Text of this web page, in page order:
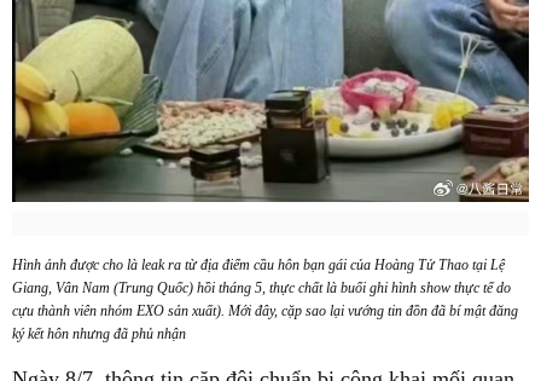
Hình ảnh được cho là leak ra từ địa điểm cầu hôn bạn gái của Hoàng Tử Thao tại Lệ
Giang, Vân Nam (Trung Quốc) hồi tháng 5, thực chất là buổi ghi hình show thực tế do
cựu thành viên nhóm EXO sản xuất). Mới đây, cặp sao lại vướng tin đồn đã bí mật đăng
ký kết hôn nhưng đã phủ nhận